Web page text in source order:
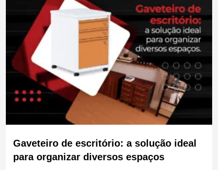
Gaveteiro de escritório: a solução ideal
para organizar diversos espaços